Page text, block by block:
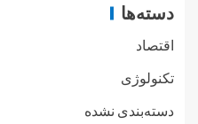
دسته‌ها
اقتصاد
تکنولوژی
دسته‌بندی نشده